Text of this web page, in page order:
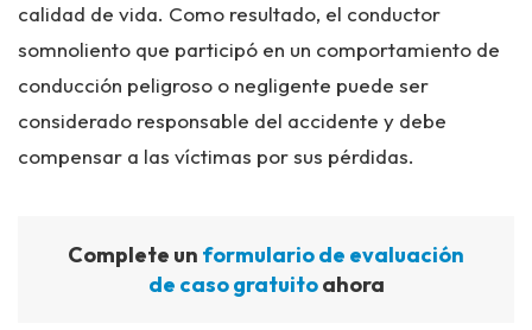
calidad de vida. Como resultado, el conductor
somnoliento que participó en un comportamiento de
conducción peligroso o negligente puede ser
considerado responsable del accidente y debe
compensar a las víctimas por sus pérdidas.
Complete un formulario de evaluación
de caso gratuitoahora